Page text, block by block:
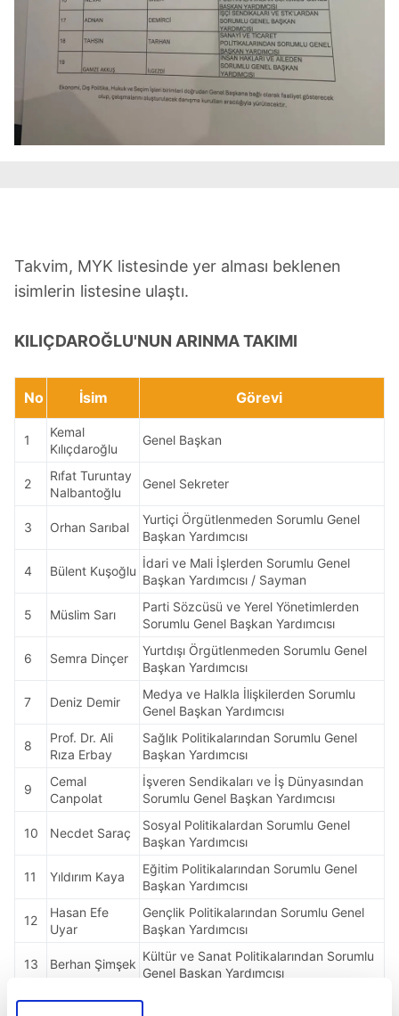
Takvim, MYK listesinde yer alması beklenen
isimlerin listesine ulaştı.
KILIÇDAROĞLU'NUN ARINMA TAKIMI
No İsim Görevi
1
Kemal
Kılıçdaroğlu
Genel Başkan
2
Rıfat Turuntay
Nalbantoğlu
Genel Sekreter
3 Orhan Sarıbal
Yurtiçi Örgütlenmeden Sorumlu Genel
Başkan Yardımcısı
4 Bülent Kuşoğlu
İdari ve Mali İşlerden Sorumlu Genel
Başkan Yardımcısı / Sayman
5 Müslim Sarı
Parti Sözcüsü ve Yerel Yönetimlerden
Sorumlu Genel Başkan Yardımcısı
6 Semra Dinçer
Yurtdışı Örgütlenmeden Sorumlu Genel
Başkan Yardımcısı
7 Deniz Demir
Medya ve Halkla İlişkilerden Sorumlu
Genel Başkan Yardımcısı
8
Prof. Dr. Ali
Rıza Erbay
Sağlık Politikalarından Sorumlu Genel
Başkan Yardımcısı
9
Cemal
Canpolat
İşveren Sendikaları ve İş Dünyasından
Sorumlu Genel Başkan Yardımcısı
10 Necdet Saraç
Sosyal Politikalardan Sorumlu Genel
Başkan Yardımcısı
11 Yıldırım Kaya
Eğitim Politikalarından Sorumlu Genel
Başkan Yardımcısı
12
Hasan Efe
Uyar
Gençlik Politikalarından Sorumlu Genel
Başkan Yardımcısı
13 Berhan Şimşek
Kültür ve Sanat Politikalarından Sorumlu
Genel Başkan Yardımcısı
Devrim Barış
Bilgi ve İletişim Teknolojilerinden